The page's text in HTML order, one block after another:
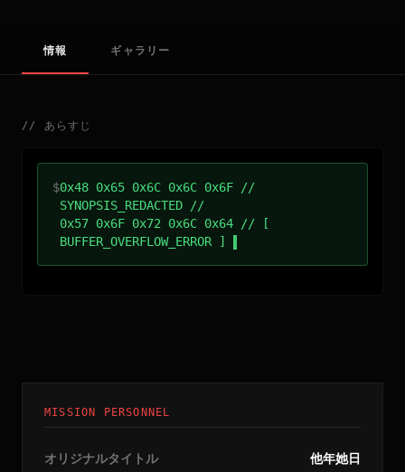
情報 ギャラリー
// あらすじ
$0x48 0x65 0x6C 0x6C 0x6F //
SYNOPSIS_REDACTED //
0x57 0x6F 0x72 0x6C 0x64 // [
BUFFER_OVERFLOW_ERROR ]
MISSION PERSONNEL
オリジナルタイトル 他年她日